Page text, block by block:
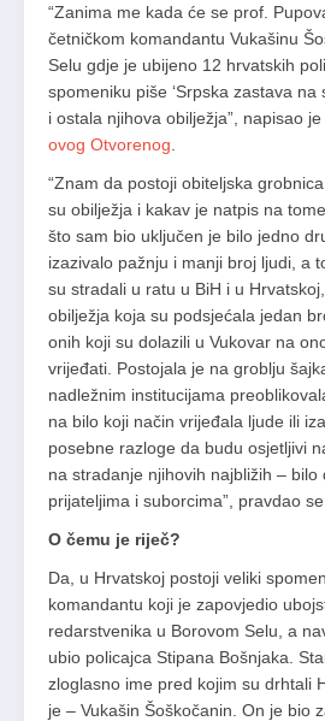
“Zanima me kada će se prof.
četničkom komandantu Vukašinu
Selu gdje je ubijeno 12 hrvatskih
spomeniku piše ‘Srpska zastava na
i ostala njihova obilježja”, napisao
ovog Otvorenog
“Znam da postoji obiteljska
su obilježja i kakav je natpis na
što sam bio uključen je bilo jedno
izazivalo pažnju i manji broj ljudi, a
su stradali u ratu u BiH i u
obilježja koja su podsjećala jedan
onih koji su dolazili u Vukovar na
vrijeđati. Postojala je na groblju
nadležnim institucijama
na bilo koji način vrijeđala ljude ili
posebne razloge da budu osjetljivi
na stradanje njihovih najbližih –
prijateljima i suborcima”, pravdao
O čemu je riječ?
Da, u Hrvatskoj postoji veliki
komandantu koji je zapovjedio
redarstvenika u Borovom Selu, a
ubio policajca Stipana Bošnjaka.
zloglasno ime pred kojim su drhtali
je – Vukašin Šoškočanin. On je bio